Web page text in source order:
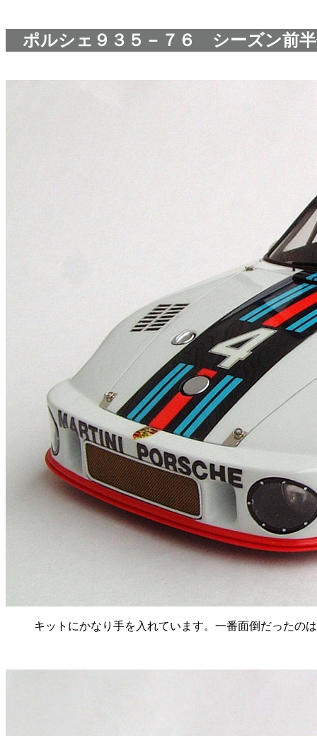
ポルシェ９３５－７６ シーズン前
キットにかなり手を入れています。一番面倒だったの